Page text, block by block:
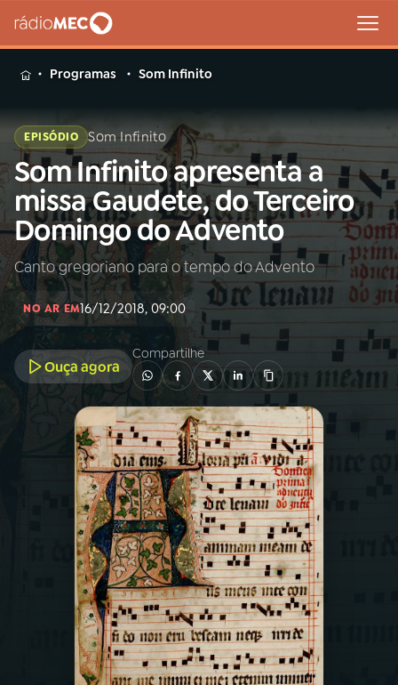
MENU
Buscar
na
Rádio
MEC
Buscar
Início AO VIVO
01INÍCIO
02A RÁDIO
PROGRAMAÇÃO
PROGRAMAS
PODCASTS
VIDEOCASTS
ÚLTIMAS
Programas Som Infinito
EPISÓDIO Som Infinito
Som Infinito apresenta a
missa Gaudete, do Terceiro
Domingo do Advento
Canto gregoriano para o tempo do Advento
NO AR EM16/12/2018, 09:00
Ouça agora
Compartilhe